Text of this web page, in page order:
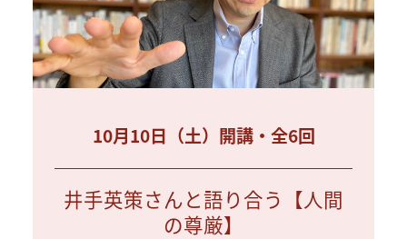
10月10日（土）開講・全6回
井手英策さんと語り合う【人間
の尊厳】